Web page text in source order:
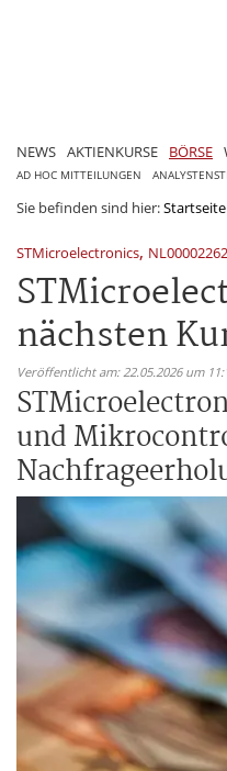
NEWS AKTIENKURSE BÖRSE
AD HOC MITTEILUNGEN
Sie befinden sind hier:Startseite
STMicroelectronics,
nächsten
Veröffentlicht am: 22.05.2026 um
und